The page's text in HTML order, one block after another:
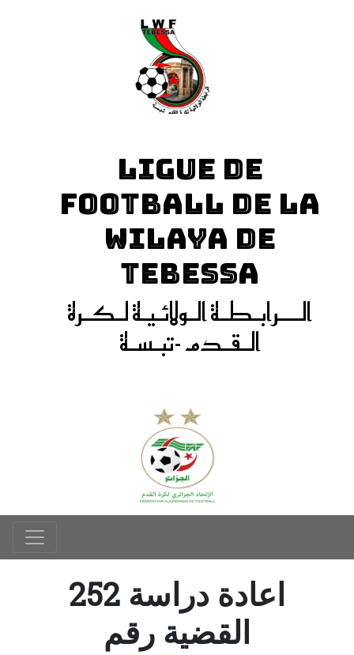
LIGUE DE
FOOTBALL DE LA
WILAYA DE
TEBESSA
الـــرابـطـة الـولائـيـة لـكـرة
الـقـدم -تبـسـة
252 اعادة دراسة
القضية رقم